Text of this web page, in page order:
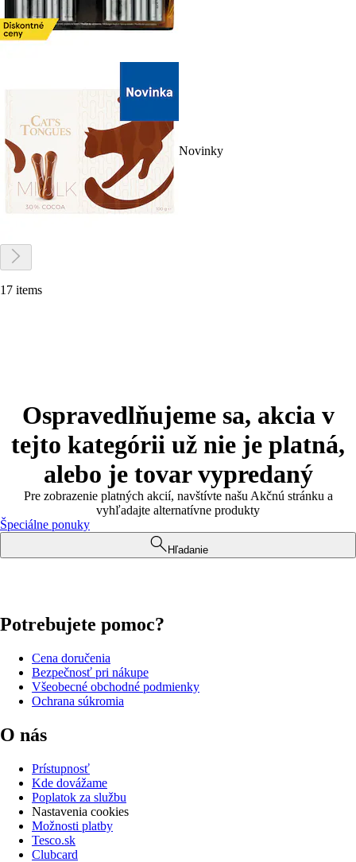
Novinky
17 items
Ospravedlňujeme sa, akcia v
tejto kategórii už nie je platná,
alebo je tovar vypredaný
Pre zobrazenie platných akcií, navštívte našu Akčnú stránku a
vyhľadajte alternatívne produkty
Špeciálne ponuky
Hľadanie
Potrebujete pomoc?
Cena doručenia
Bezpečnosť pri nákupe
Všeobecné obchodné podmienky
Ochrana súkromia
O nás
Prístupnosť
Kde dovážame
Poplatok za službu
Nastavenia cookies
Možnosti platby
Tesco.sk
Clubcard